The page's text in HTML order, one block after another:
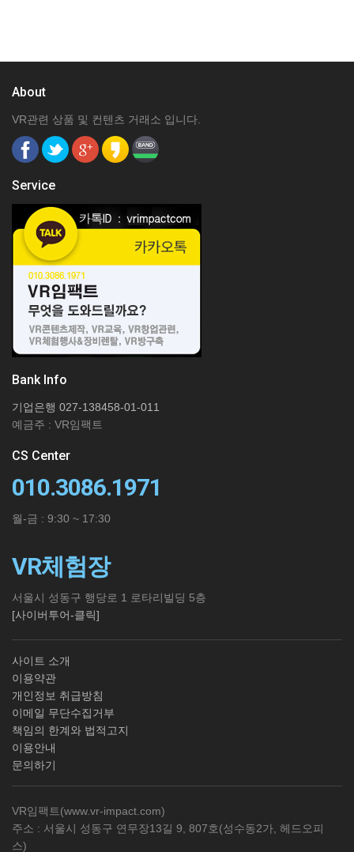
About
VR관련 상품 및 컨텐츠 거래소 입니다.
Service
Bank Info
기업은행 027-138458-01-011
예금주 : VR임팩트
CS Center
010.3086.1971
월-금 : 9:30 ~ 17:30
VR체험장
서울시 성동구 행당로 1 로타리빌딩 5층
[사이버투어-클릭]
사이트 소개
이용약관
개인정보 취급방침
이메일 무단수집거부
책임의 한계와 법적고지
이용안내
문의하기
VR임팩트(www.vr-impact.com)
주소 : 서울시 성동구 연무장13길 9, 807호(성수동2가, 헤드오피
스)